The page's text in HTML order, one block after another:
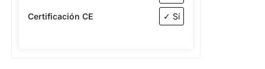
Certificación CE ✓ Sí